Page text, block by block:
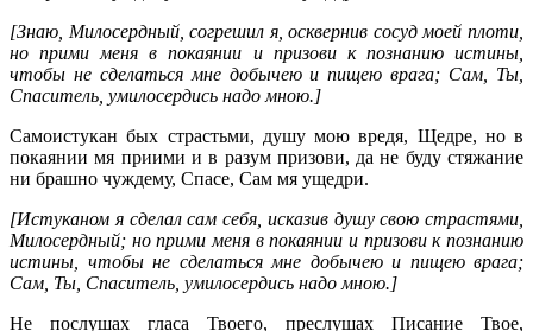
[Знаю, Милосердный, согрешил я, осквернив сосуд моей плоти,
но прими меня в покаянии и призови к познанию истины,
чтобы не сделаться мне добычею и пищею врага; Сам, Ты,
Спаситель, умилосердись надо мною.]
Самоистукан бых страстьми, душу мою вредя, Щедре, но в
покаянии мя приими и в разум призови, да не буду стяжание
ни брашно чуждему, Спасе, Сам мя ущедри.
[Истуканом я сделал сам себя, исказив душу свою страстями,
Милосердный; но прими меня в покаянии и призови к познанию
истины, чтобы не сделаться мне добычею и пищею врага;
Сам, Ты, Спаситель, умилосердись надо мною.]
Не послушах гласа Твоего, преслушах Писание Твое,